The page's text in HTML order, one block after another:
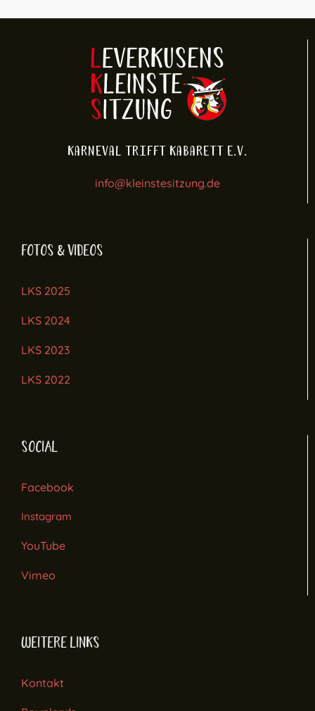
Karneval trifft Kabarett e.V.
info@kleinstesitzung.de
FOTOS & VIDEOS
LKS 2025
LKS 2024
LKS 2023
LKS 2022
SOCIAL
Facebook
Instagram
YouTube
Vimeo
WEITERE LINKS
Kontakt